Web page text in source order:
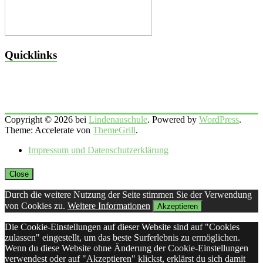
Quicklinks
Copyright © 2026 bei Lindenauschule. Powered by WordPress.
Theme: Accelerate von ThemeGrill.
Impressum und Datenschutzerklärung
Close
Durch die weitere Nutzung der Seite stimmen Sie der Verwendung
von Cookies zu. Weitere Informationen Akzeptieren
Die Cookie-Einstellungen auf dieser Website sind auf "Cookies
zulassen" eingestellt, um das beste Surferlebnis zu ermöglichen.
Wenn du diese Website ohne Änderung der Cookie-Einstellungen
verwendest oder auf "Akzeptieren" klickst, erklärst du sich damit